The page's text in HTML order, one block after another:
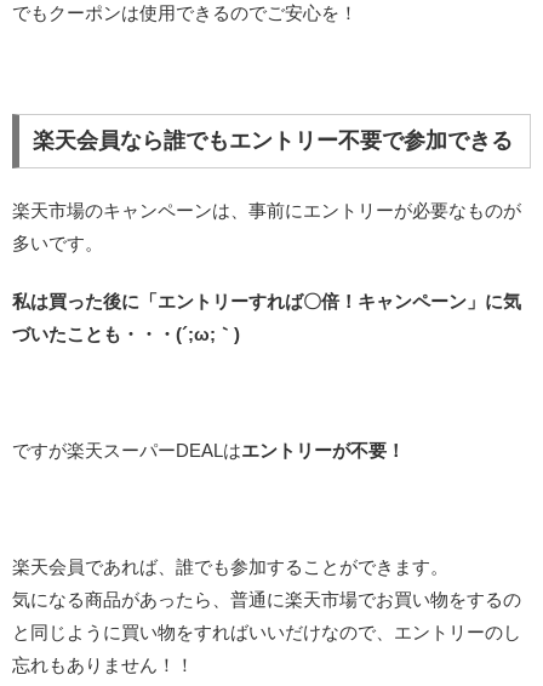
でもクーポンは使用できるのでご安心を！
楽天会員なら誰でもエントリー不要で参加できる
楽天市場のキャンペーンは、事前にエントリーが必要なものが
多いです。
私は買った後に「エントリーすれば〇倍！キャンペーン」に気
づいたことも・・・(´;ω;｀)
ですが楽天スーパーDEALはエントリーが不要！
楽天会員であれば、誰でも参加することができます。
気になる商品があったら、普通に楽天市場でお買い物をするの
と同じように買い物をすればいいだけなので、エントリーのし
忘れもありません！！